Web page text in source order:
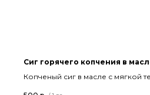
Сиг горячего копчения в
Копченый сиг в масле с мягкой